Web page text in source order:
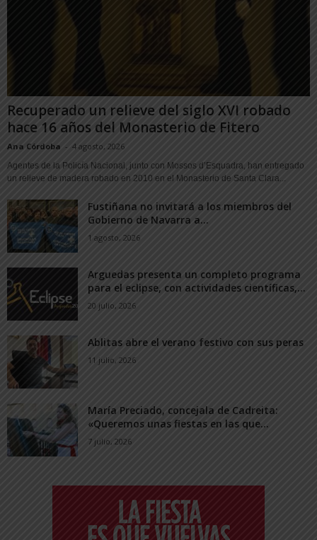
Recuperado un relieve del siglo XVI robado
hace 16 años del Monasterio de Fitero
Ana Córdoba - 4 agosto, 2026
Agentes de la Policía Nacional, junto con Mossos d’Esquadra, han entregado
un relieve de madera robado en 2010 en el Monasterio de Santa Clara...
Fustiñana no invitará a los miembros del
Gobierno de Navarra a...
1 agosto, 2026
Arguedas presenta un completo programa
para el eclipse, con actividades científicas,...
20 julio, 2026
Ablitas abre el verano festivo con sus peras
11 julio, 2026
María Preciado, concejala de Cadreita:
«Queremos unas fiestas en las que...
7 julio, 2026